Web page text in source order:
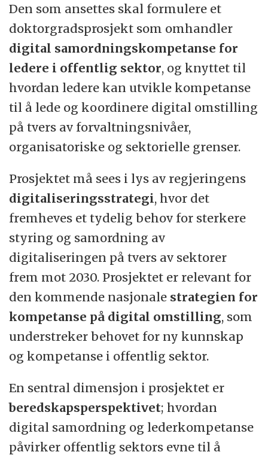
tidligere høyskoler. Høyskolen i Sørøst-
Norge ble dannet 1. januar 2016 da
Høyskolen i Buskerud og Vestfold
fusjonerte med Høyskolen i Telemark.
Høyskolen fikk universitetsstatus i 2018.
Rektoren vår heter Pia Cecilie Bing-Jonsson.
Les mer om hvordan det er å jobbe på
Universitetet i Sørøst-Norge .
USN Handelshøyskolen tilbyr bachelor- og
masterutdanninger innen en rekke
fagområder, samt en ph.d.-utdanning
i Management. I tillegg til flere årsstudier
og mange videreutdanningsstudier. USN
Handelshøyskolen tilbyr økonomi- og
lederutdanninger på deltid på campus og
nett. Vi har alt fra enkeltemner på
full mastergrad som man kan ta ved siden
av jobb.
Den som ansettes skal formulere et
doktorgradsprosjekt som omhandler
digital samordningskompetanse for
ledere i offentlig sektor, og knyttet til
hvordan ledere kan utvikle kompetanse
til å lede og koordinere digital omstilling
på tvers av forvaltningsnivåer,
organisatoriske og sektorielle grenser.
Prosjektet må sees i lys av regjeringens
digitaliseringsstrategi, hvor det
fremheves et tydelig behov for sterkere
styring og samordning av
digitaliseringen på tvers av sektorer
frem mot 2030. Prosjektet er relevant for
den kommende nasjonale strategien for
kompetanse på digital omstilling, som
understreker behovet for ny kunnskap
og kompetanse i offentlig sektor.
En sentral dimensjon i prosjektet er
beredskapsperspektivet; hvordan
digital samordning og lederkompetanse
påvirker offentlig sektors evne til å